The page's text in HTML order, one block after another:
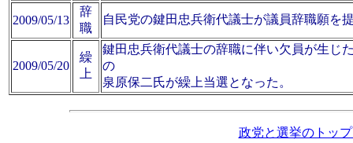
2009/05/13
辞
職
自民党の鍵田忠兵衛代議士が議員辞職願を
2009/05/20
繰
上
鍵田忠兵衛代議士の辞職に伴い欠員が生じ
の
泉原保二氏が繰上当選となった。
政党と選挙のトッ